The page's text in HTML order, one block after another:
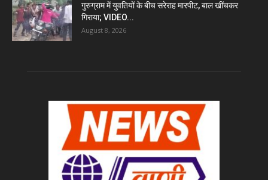
गुरुग्राम में युवतियों के बीच सरेराह मारपीट, बाल खींचकर
गिराया; VIDEO...
August 8, 2026